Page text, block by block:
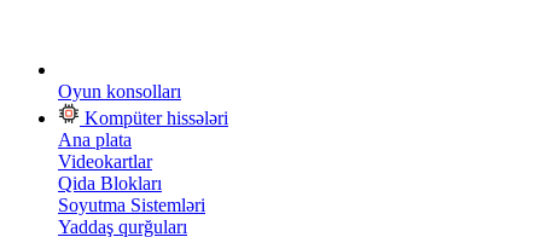
Oyun konsolları
Kompüter hissələri
Ana plata
Videokartlar
Qida Blokları
Soyutma Sistemləri
Yaddaş qurğuları